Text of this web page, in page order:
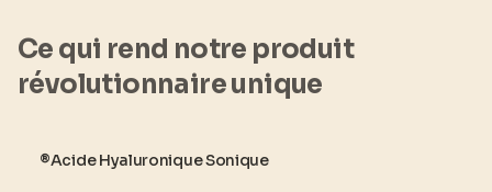
Ce qui rend notre produit
révolutionnaire unique
®Acide Hyaluronique Sonique